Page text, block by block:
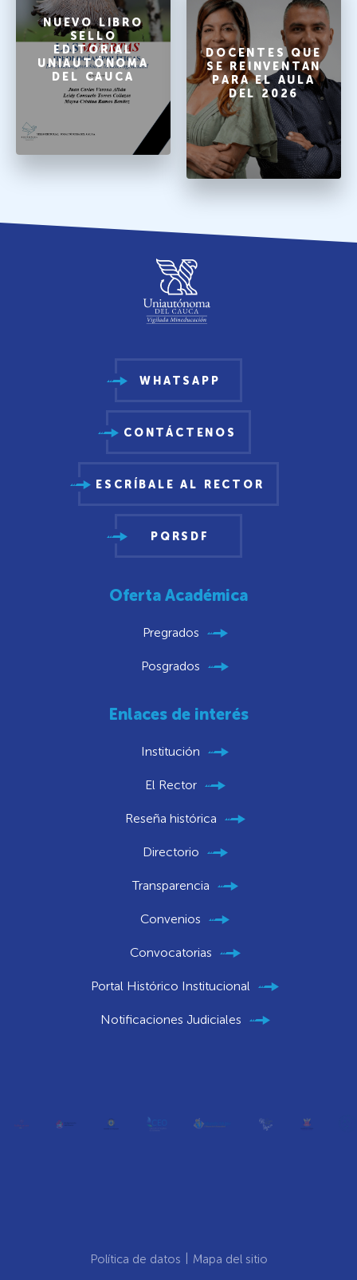
NUEVO LIBRO
SELLO
EDITORIAL
UNIAUTÓNOMA
DEL CAUCA
DOCENTES QUE
SE REINVENTAN
PARA EL AULA
DEL 2026
WHATSAPP
CONTÁCTENOS
ESCRÍBALE AL RECTOR
PQRSDF
Oferta Académica
Pregrados
Posgrados
Enlaces de interés
Institución
El Rector
Reseña histórica
Directorio
Transparencia
Convenios
Convocatorias
Portal Histórico Institucional
Notificaciones Judiciales
Política de datos Mapa del sitio